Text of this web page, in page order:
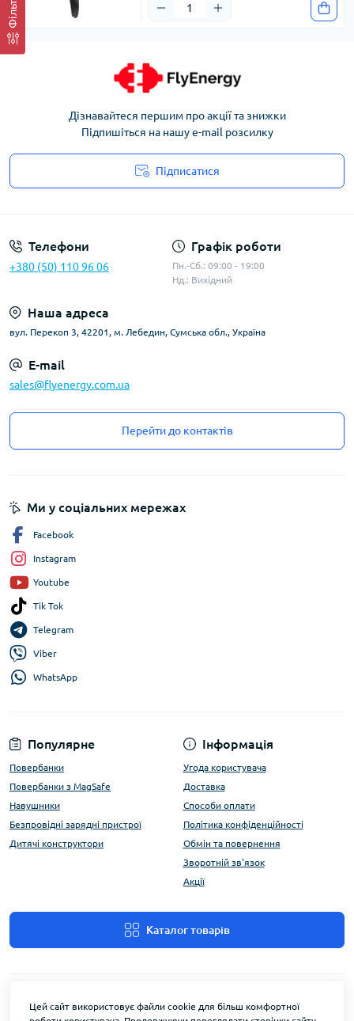
Фільтр
Дізнавайтеся першим про акції та знижки
Підпишіться на нашу e-mail розсилку
Підписатися
Телефони
+380 (50) 110 96 06
Графік роботи
Пн.-Сб.: 09:00 - 19:00
Нд.: Вихідний
Наша адреса
вул. Перекоп 3, 42201, м. Лебедин, Сумська обл., Україна
E-mail
sales@flyenergy.com.ua
Перейти до контактів
Популярне
Повербанки
Повербанки з MagSafe
Навушники
Безпровідні зарядні пристрої
Дитячі конструктори
Інформація
Угода користувача
Доставка
Способи оплати
Політика конфіденційності
Обмін та повернення
Зворотній зв'язок
Акції
Каталог товарів
Ми у соціальних мережах
Facebook
Instagram
Youtube
Tik Tok
Telegram
Viber
WhatsApp
Цей сайт використовує файли cookie для більш комфортної